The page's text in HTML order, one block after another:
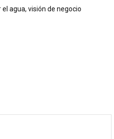
el agua, visión de negocio